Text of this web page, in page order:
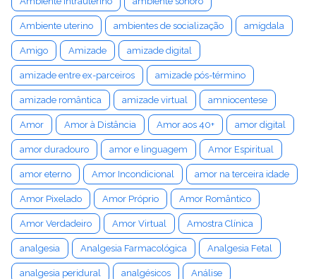
Ambiente uterino ambientes de socialização amígdala
Amigo Amizade amizade digital
amizade entre ex-parceiros amizade pós-término
amizade romântica amizade virtual amniocentese
Amor Amor à Distância Amor aos 40+ amor digital
amor duradouro amor e linguagem Amor Espiritual
amor eterno Amor Incondicional amor na terceira idade
Amor Pixelado Amor Próprio Amor Romântico
Amor Verdadeiro Amor Virtual Amostra Clínica
analgesia Analgesia Farmacológica Analgesia Fetal
analgesia peridural analgésicos Análise